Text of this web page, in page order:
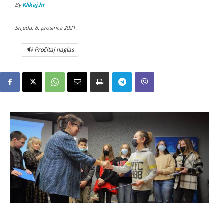
By Klikaj.hr
Srijeda, 8. prosinca 2021.
🔊 Pročitaj naglas